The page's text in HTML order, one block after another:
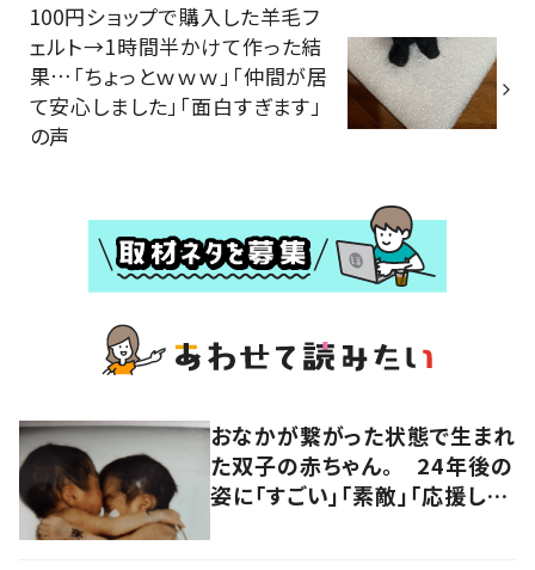
100円ショップで購入した羊毛フ
ェルト→1時間半かけて作った結
果…「ちょっとｗｗｗ」「仲間が居
て安心しました」「面白すぎます」
の声
おなかが繋がった状態で生まれ
た双子の赤ちゃん。 24年後の
姿に「すごい」「素敵」「応援して